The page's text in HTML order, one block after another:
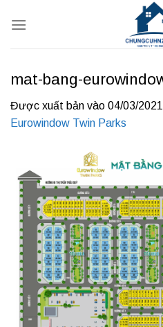
qua
mat-bang-
Được xuất bản vào 04/03/2021
Eurowindow Twin Parks